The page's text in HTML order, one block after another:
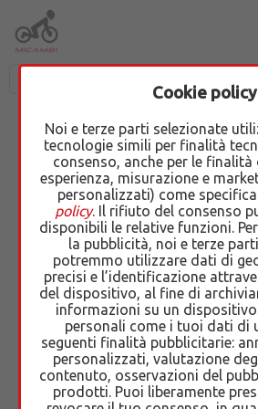
Cookie policy
Noi e terze parti selezionate
tecnologie simili per finalità
consenso, anche per le
esperienza, misurazione e
personalizzati) come
policy. Il rifiuto del consenso
disponibili le relative funzioni.
la pubblicità, noi e terze
potremmo utilizzare dati di
precisi e l’identificazione
del dispositivo, al fine di
informazioni su un
personali come i tuoi dati di
seguenti finalità pubblicitarie:
personalizzati, valutazione
contenuto, osservazioni del
prodotti. Puoi liberamente
RICAMBI
DISPONIBILI
Ricambi accessori Kymco